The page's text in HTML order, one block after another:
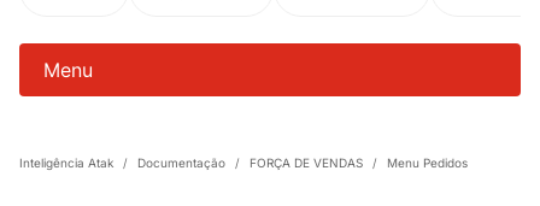
Menu
Inteligência Atak / Documentação / FORÇA DE VENDAS / Menu Pedidos